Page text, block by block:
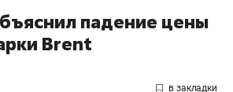
падение цены
Brent